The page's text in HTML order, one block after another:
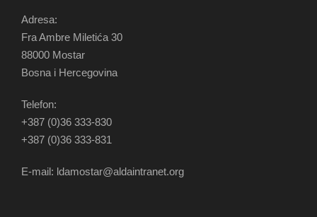
Adresa:
Fra Ambre Miletića 30
88000 Mostar
Bosna i Hercegovina
Telefon:
+387 (0)36 333-830
+387 (0)36 333-831
E-mail: ldamostar@aldaintranet.org